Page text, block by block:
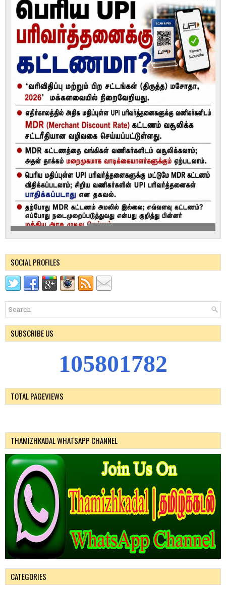
SOCIAL PROFILES
SUBSCRIBE US
105801782
TOTAL PAGEVIEWS
THAMIZHKADAL WHATSAPP CHANNEL
CATEGORIES